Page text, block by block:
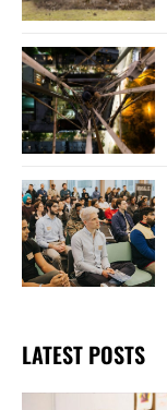
LATEST POSTS